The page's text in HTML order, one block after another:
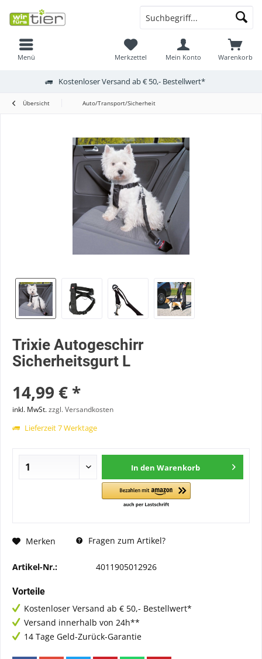
Menü Warenkorb
Merkzettel Mein Konto
Kostenloser Versand ab € 50,- Bestellwert*
Übersicht Auto/Transport/Sicherheit
Trixie Autogeschirr
Sicherheitsgurt L
14,99 € *
inkl. MwSt.zzgl. Versandkosten
Lieferzeit 7 Werktage
In den Warenkorb
Merken Fragen zum Artikel?
Artikel-Nr.: 4011905012926
Vorteile
Kostenloser Versand ab € 50,- Bestellwert*
Versand innerhalb von 24h**
14 Tage Geld-Zurück-Garantie